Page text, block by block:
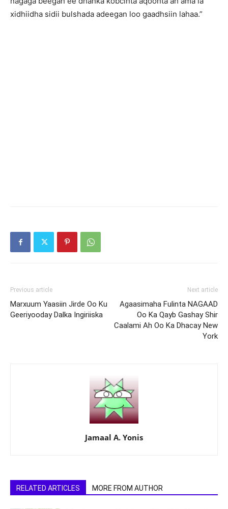
xidhiidha sidii bulshada adeegan loo gaadhsiin lahaa.”
Previous article
Marxuum Yaasiin Jirde Oo Ku
Geeriyooday Dalka Ingiriiska
Next article
Agaasimaha Fulinta NAGAAD
Oo Ka Qayb Gashay Shir
Caalami Ah Oo Ka Dhacay New
York
Jamaal A. Yonis
RELATED ARTICLES MORE FROM AUTHOR